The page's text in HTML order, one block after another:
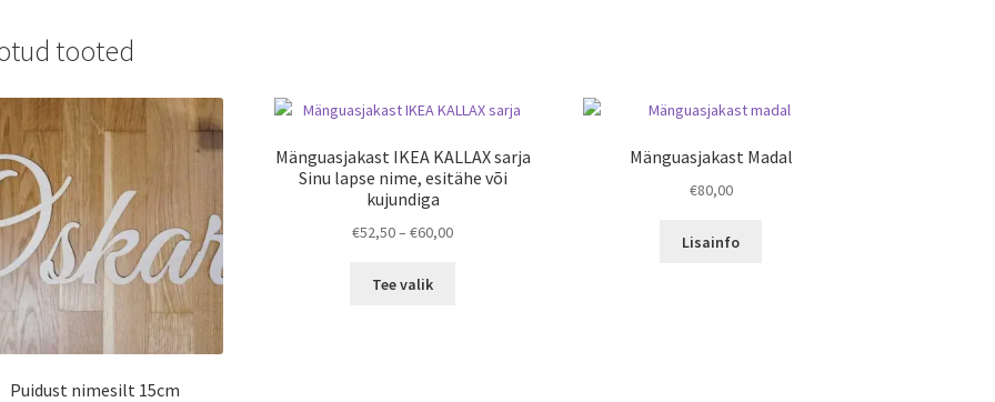
tooted
Puidust nimesilt 15cm
Mänguasjakast IKEA KALLAX sarja
Sinu lapse nime, esitähe või
kujundiga
€52,50– €60,00Price
Tee valik
Mänguasjakast Madal
€80,00
Lisainfo